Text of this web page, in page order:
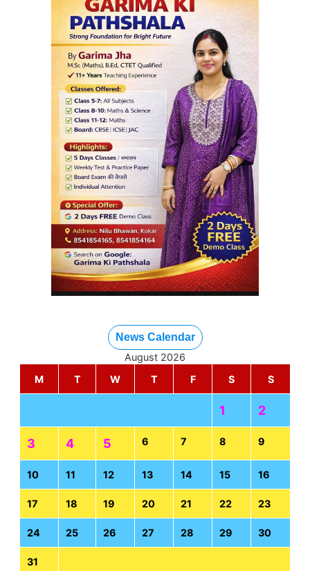
News Calendar
August 2026
M
T W T F S S
1 2
3 4 5 6 7 8 9
10 11 12 13 14 15 16
17 18 19 20 21 22 23
24 25 26 27 28 29 30
31